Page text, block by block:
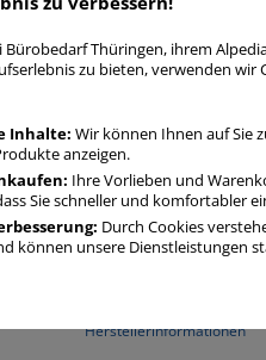
Herstellerinformationen
Thüringen, ihrem
zu bieten, verwenden wir
Inhalte: Wir können Ihnen auf Sie
anzeigen.
Ihre Vorlieben und
Sie schneller und komfortabler
Durch Cookies
können unsere Dienstleistungen